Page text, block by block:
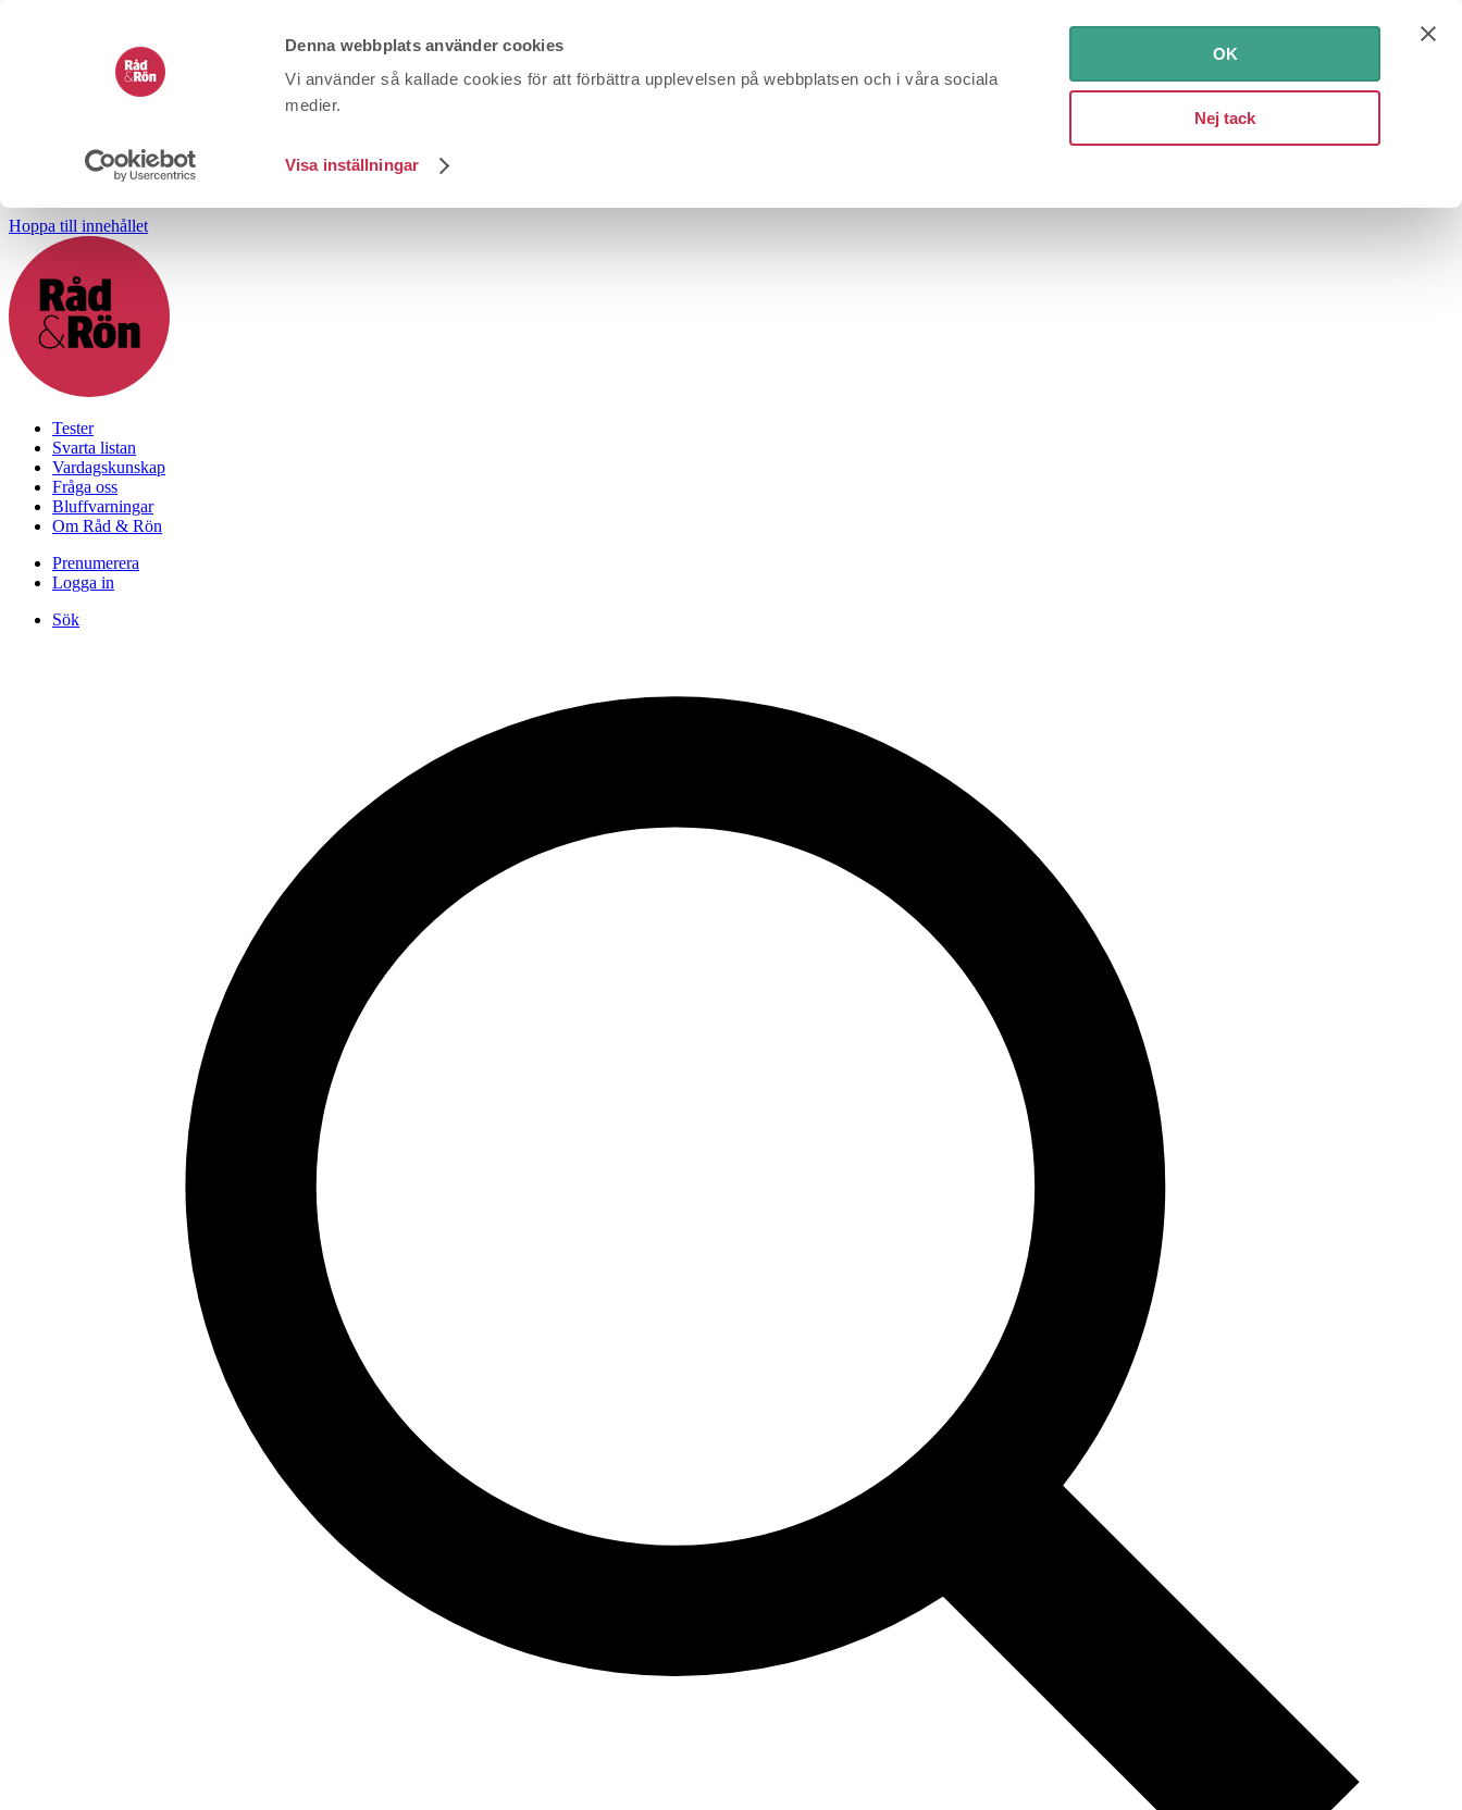
Denna webbplats använder cookies
Vi använder så kallade cookies för att förbättra upplevelsen på webbplatsen och i våra sociala
medier.
Visa inställningar
OK
Nej tack
Hoppa till innehållet
Tester
Svarta listan
Vardagskunskap
Fråga oss
Bluffvarningar
Om Råd & Rön
Prenumerera
Logga in
Sök